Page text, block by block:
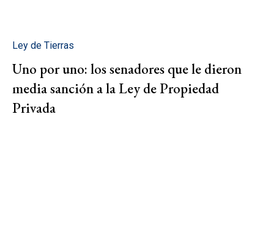
Ley de Tierras
Uno por uno: los senadores que le dieron
media sanción a la Ley de Propiedad
Privada